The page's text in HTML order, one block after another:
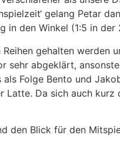
gelang Petar
den Winkel (1:5 in der
gehalten werden
sehr abgeklärt,
Folge Bento und
Da sich auch kurz
den Blick für den